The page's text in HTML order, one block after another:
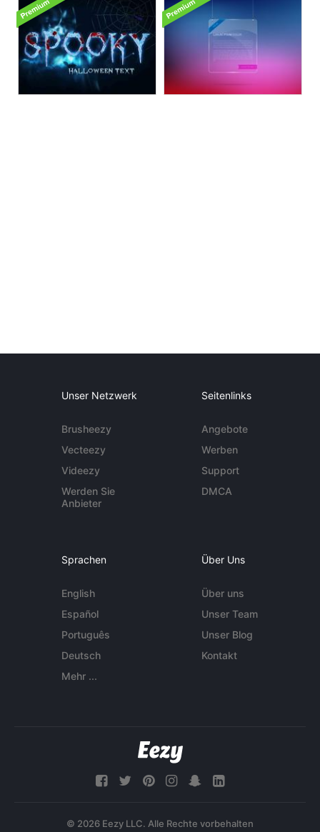
Unser Netzwerk
Brusheezy
Vecteezy
Videezy
Werden Sie
Anbieter
Seitenlinks
Angebote
Werben
Support
DMCA
Sprachen
English
Español
Português
Deutsch
Mehr ...
Über Uns
Über uns
Unser Team
Unser Blog
Kontakt
© 2026 Eezy LLC. Alle Rechte vorbehalten